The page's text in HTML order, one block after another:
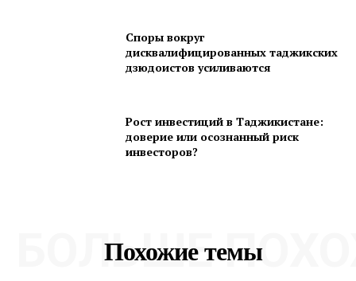
Споры вокруг
дисквалифицированных таджикских
дзюдоистов усиливаются
Рост инвестиций в Таджикистане:
доверие или осознанный риск
инвесторов?
Похожие темы
БОЛЬШЕ